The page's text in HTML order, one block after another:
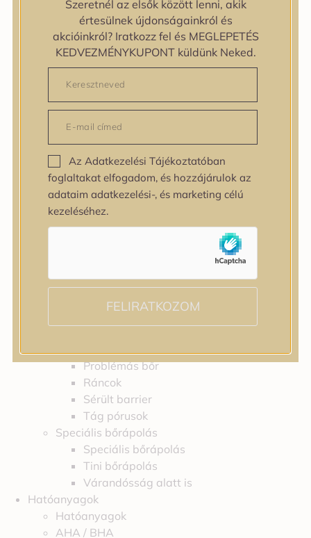
zipiderm
Bőrállapot
Bőrállapot
Bőrtípus
Bőrtípus
Kombinált
Száraz
Zsíros
Bőrprobléma
Bőrprobléma
Bőrpír
Dehidratált bőr
Érzékeny bőr
Fakóság
Problémás bőr
Ráncok
Sérült barrier
Tág pórusok
Speciális bőrápolás
Speciális bőrápolás
Tini bőrápolás
Várandósság alatt is
Hatóanyagok
Hatóanyagok
AHA / BHA
Szeretnél az elsők között lenni, akik
értesülnek újdonságainkról és
akcióinkról? Iratkozz fel és MEGLEPETÉS
KEDVEZMÉNYKUPONT küldünk Neked.
Az Adatkezelési Tájékoztatóban
foglaltakat elfogadom, és hozzájárulok az
adataim adatkezelési-, és marketing célú
kezeléséhez.
FELIRATKOZOM